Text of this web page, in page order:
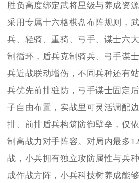
胜负高度绑定武将星级与养成资
采用专属十六格棋盘布阵规则，
兵、轻骑、重骑、弓手、谋士六
制循环，盾兵克制骑兵、弓手谋
兵近战联动增伤，不同兵种还有
兵优先前排驻防，弓手谋士固定
子自由布置，实战里可灵活调配
排、前排盾兵构筑防御壁垒，仅
制高战力对手阵容。对局内最多
战，小兵拥有独立攻防属性与兵
成作战方阵，小兵科技树养成能